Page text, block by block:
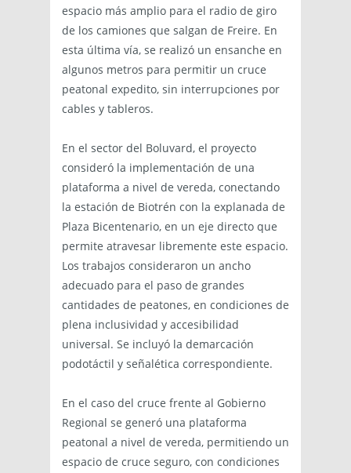
espacio más amplio para el radio de giro
de los camiones que salgan de Freire. En
esta última vía, se realizó un ensanche en
algunos metros para permitir un cruce
peatonal expedito, sin interrupciones por
cables y tableros.
En el sector del Boluvard, el proyecto
consideró la implementación de una
plataforma a nivel de vereda, conectando
la estación de Biotrén con la explanada de
Plaza Bicentenario, en un eje directo que
permite atravesar libremente este espacio.
Los trabajos consideraron un ancho
adecuado para el paso de grandes
cantidades de peatones, en condiciones de
plena inclusividad y accesibilidad
universal. Se incluyó la demarcación
podotáctil y señalética correspondiente.
En el caso del cruce frente al Gobierno
Regional se generó una plataforma
peatonal a nivel de vereda, permitiendo un
espacio de cruce seguro, con condiciones